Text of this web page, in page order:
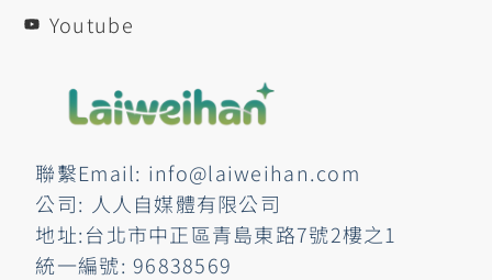
聯繫Email: info@laiweihan.com
公司: 人人自媒體有限公司
地址:台北市中正區青島東路7號2樓之1
統一編號: 96838569
Youtube